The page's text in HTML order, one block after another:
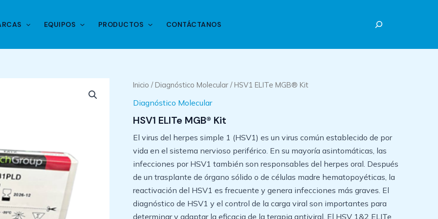
EQUIPOS PRODUCTOS CONTÁCTANOS
Inicio /Diagnóstico Molecular / HSV1 ELITe MGB® Kit
Diagnóstico Molecular
HSV1 ELITe MGB® Kit
El virus del herpes simple 1 (HSV1) es un virus común establecido de por
vida en el sistema nervioso periférico. En su mayoría asintomáticas, las
infecciones por HSV1 también son responsables del herpes oral. Después
de un trasplante de órgano sólido o de células madre hematopoyéticas, la
reactivación del HSV1 es frecuente y genera infecciones más graves. El
diagnóstico de HSV1 y el control de la carga viral son importantes para
determinar y adaptar la eficacia de la terapia antiviral. El HSV 1&2 ELITe